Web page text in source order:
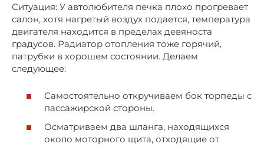
Ситуация: У автолюбителя печка плохо прогревает
салон, хотя нагретый воздух подается, температура
двигателя находится в пределах девяноста
градусов. Радиатор отопления тоже горячий,
патрубки в хорошем состоянии. Делаем
следующее:
Самостоятельно откручиваем бок торпеды с
пассажирской стороны.
Осматриваем два шланга, находящихся
около моторного щита, отходящие от